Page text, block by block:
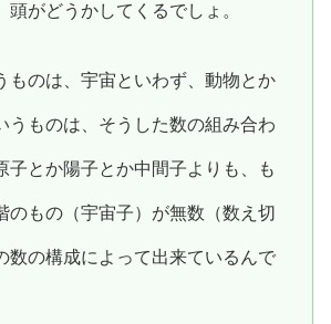
頭がどうかしてくるでしょ。
ものは、宇宙といわず、動物とか
うものは、そうした数の組み合わ
子とか陽子とか中間子よりも、も
のもの（宇宙子）が無数（数え切
数の構成によって出来ているんで